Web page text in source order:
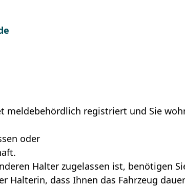
meldebehördlich registriert und Sie
oder
Halter zugelassen ist, benötigen
Halterin, dass Ihnen das Fahrzeug